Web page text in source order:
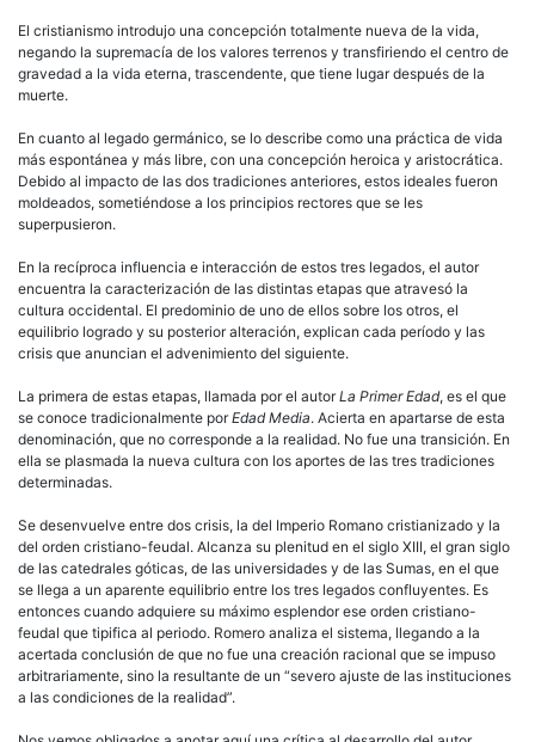
El cristianismo introdujo una concepción totalmente nueva de la vida,
negando la supremacía de los valores terrenos y transfiriendo el centro de
gravedad a la vida eterna, trascendente, que tiene lugar después de la
muerte.
En cuanto al legado germánico, se lo describe como una práctica de vida
más espontánea y más libre, con una concepción heroica y aristocrática.
Debido al impacto de las dos tradiciones anteriores, estos ideales fueron
moldeados, sometiéndose a los principios rectores que se les
superpusieron.
En la recíproca influencia e interacción de estos tres legados, el autor
encuentra la caracterización de las distintas etapas que atravesó la
cultura occidental. El predominio de uno de ellos sobre los otros, el
equilibrio logrado y su posterior alteración, explican cada período y las
crisis que anuncian el advenimiento del siguiente.
La primera de estas etapas, llamada por el autorLa Primer Edad, es el que
se conoce tradicionalmente porEdad Media. Acierta en apartarse de esta
denominación, que no corresponde a la realidad. No fue una transición. En
ella se plasmada la nueva cultura con los aportes de las tres tradiciones
determinadas.
Se desenvuelve entre dos crisis, la del Imperio Romano cristianizado y la
del orden cristiano-feudal. Alcanza su plenitud en el siglo XIII, el gran siglo
de las catedrales góticas, de las universidades y de las Sumas, en el que
se llega a un aparente equilibrio entre los tres legados confluyentes. Es
entonces cuando adquiere su máximo esplendor ese orden cristiano-
feudal que tipifica al periodo. Romero analiza el sistema, llegando a la
acertada conclusión de que no fue una creación racional que se impuso
arbitrariamente, sino la resultante de un “severo ajuste de las instituciones
a las condiciones de la realidad”.